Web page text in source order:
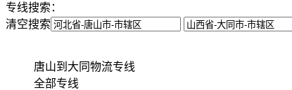
专线搜索：
清空搜索
唐山到大同物流专线
全部专线